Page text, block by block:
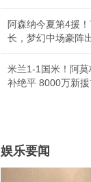
阿森纳今夏第4援
长，梦幻中场豪阵
米兰1-1国米！阿
补绝平 8000万新援
娱乐要闻